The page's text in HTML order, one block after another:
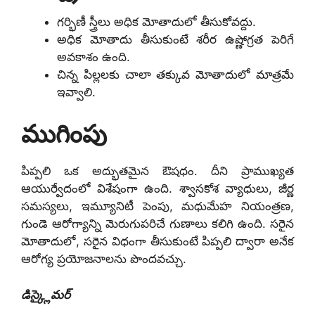
గర్భిణీ స్త్రీలు అధిక మోతాదులో తీసుకోవద్దు.
అధిక మోతాదు తీసుకుంటే శరీర ఉష్ణోగ్రత పెరిగే
అవకాశం ఉంది.
చిన్న పిల్లలకు చాలా తక్కువ మోతాదులో మాత్రమే
ఇవ్వాలి.
ముగింపు
పిప్పలి ఒక అద్భుతమైన ఔషధం. దీని ప్రాముఖ్యత
ఆయుర్వేదంలో విశేషంగా ఉంది. శ్వాసకోశ వ్యాధులు, జీర్ణ
సమస్యలు, ఇమ్యూనిటీ పెంపు, మధుమేహ నియంత్రణ,
గుండె ఆరోగ్యాన్ని మెరుగుపరిచే గుణాలు కలిగి ఉంది. సరైన
మోతాదులో, సరైన విధంగా తీసుకుంటే పిప్పలి ద్వారా అనేక
ఆరోగ్య ప్రయోజనాలను పొందవచ్చు.
డిస్క్లైమర్